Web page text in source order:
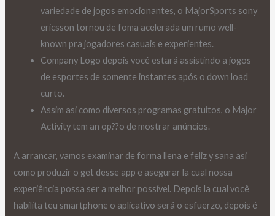
variedade de jogos emocionantes, o MajorSports sony
ericsson tornou de foma acelerada um rumo well-
known pra jogadores casuais e experientes.
Company Logo depois você estará assistindo a jogos
de esportes de somente instantes após o down load
curto.
Assim asi como diversos programas gratuitos, o Major
Activity tem an op??o de mostrar anúncios.
A arrancar, vamos examinar de forma llena e feliz y sana asi
como produzir o get desse app e asegurar la cual nossa
experiência possa ser a melhor possível. Depois la cual você
habilita teu smartphone o aplicativo será o esfuerzo, depois é